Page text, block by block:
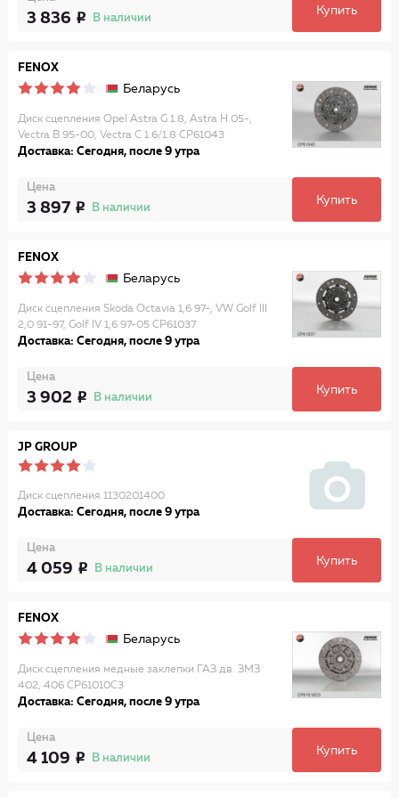
3 836 В наличии
Купить
FENOX
Беларусь
Диск сцепления Opel Astra G 1.8, Astra H 05-,
Vectra B 95-00, Vectra C 1.6/1.8 CP61043
Доставка: Сегодня, после 9 утра
Цена
3 897 В наличии
Купить
FENOX
Беларусь
Диск сцепления Skoda Octavia 1,6 97-, VW Golf III
2,0 91-97, Golf IV 1,6 97-05 CP61037
Доставка: Сегодня, после 9 утра
Цена
3 902 В наличии
Купить
JP GROUP
Диск сцепления 1130201400
Доставка: Сегодня, после 9 утра
Цена
4 059 В наличии
Купить
FENOX
Беларусь
Диск сцепления медные заклепки ГАЗ дв. ЗМЗ
402, 406 CP61010C3
Доставка: Сегодня, после 9 утра
Цена
4 109 В наличии
Купить